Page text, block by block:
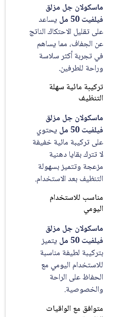
ماسكولان جل مزلق
يساعد
على تقليل الاحتكاك الناتج
عن الجفاف، مما يساهم
في تجربة أكثر سلاسة
وراحة للطرفين.
تركيبة مائية سهلة
ماسكولان جل مزلق
يحتوي
على تركيبة مائية خفيفة
لا تترك بقايا دهنية
مزعجة وتتميز بسهولة
التنظيف بعد الاستخدام.
مناسب للاستخدام
ماسكولان جل مزلق
يتميز
بتركيبة لطيفة مناسبة
للاستخدام اليومي مع
الحفاظ على الراحة
والخصوصية.
متوافق مع الواقيات